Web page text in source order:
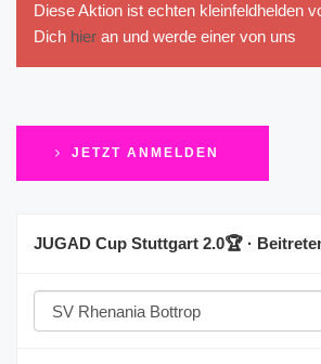
Diese Aktion ist echten kleinfeldhelden
Dich hier an und werde einer von uns
JETZT ANMELDEN
JUGAD Cup Stuttgart 2.0🏆 ·